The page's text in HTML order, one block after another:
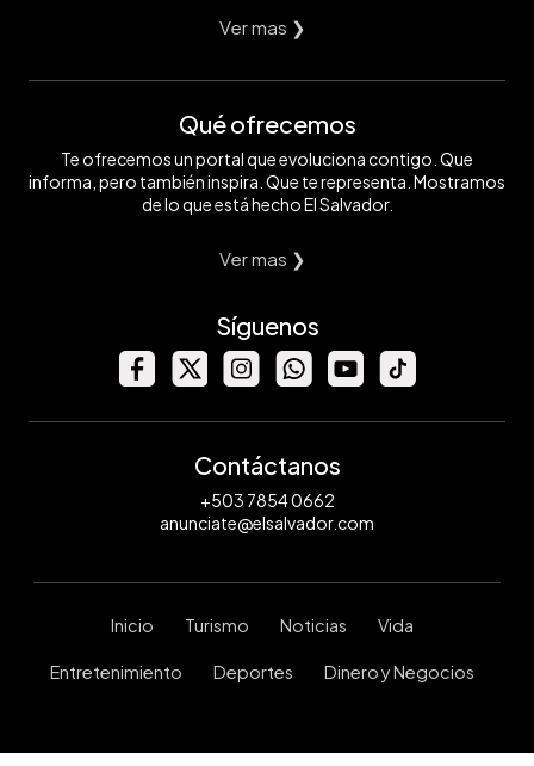
Ver mas ❯
Qué ofrecemos
Te ofrecemos un portal que evoluciona contigo. Que
informa, pero también inspira. Que te representa. Mostramos
de lo que está hecho El Salvador.
Ver mas ❯
Síguenos
Contáctanos
+503 7854 0662
anunciate@elsalvador.com
Inicio Turismo Noticias Vida
Entretenimiento Deportes Dinero y Negocios